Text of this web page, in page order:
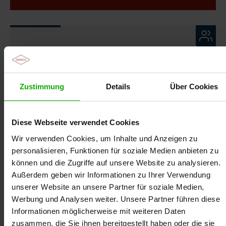
Zustimmung Details Über Cookies
Diese Webseite verwendet Cookies
Wir verwenden Cookies, um Inhalte und Anzeigen zu
personalisieren, Funktionen für soziale Medien anbieten zu
können und die Zugriffe auf unsere Website zu analysieren.
Außerdem geben wir Informationen zu Ihrer Verwendung
unserer Website an unsere Partner für soziale Medien,
Werbung und Analysen weiter. Unsere Partner führen diese
Informationen möglicherweise mit weiteren Daten
zusammen, die Sie ihnen bereitgestellt haben oder die sie
Die Moderatorin
Gabriele Webelsiep & Susanne Tauscher-Thon